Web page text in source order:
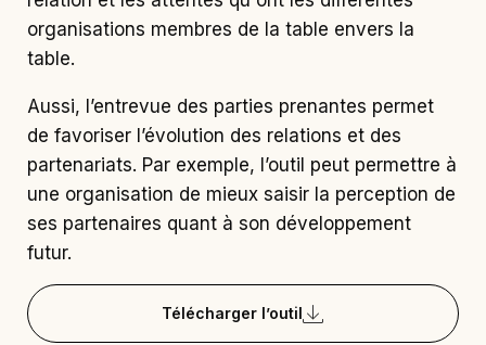
organisations membres de la table envers la
table.
Aussi, l’entrevue des parties prenantes permet
de favoriser l’évolution des relations et des
partenariats. Par exemple, l’outil peut permettre à
une organisation de mieux saisir la perception de
ses partenaires quant à son développement
futur.
Télécharger l’outil